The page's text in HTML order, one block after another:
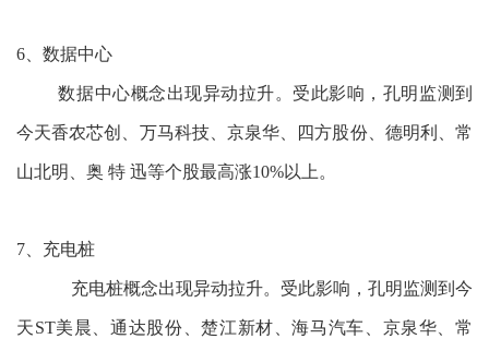
6、数据中心
数据中心概念出现异动拉升。受此影响，孔明监测到
今天香农芯创、万马科技、京泉华、四方股份、德明利、常
山北明、奥 特 迅等个股最高涨10%以上。
7、充电桩
充电桩概念出现异动拉升。受此影响，孔明监测到今
天ST美晨、通达股份、楚江新材、海马汽车、京泉华、常